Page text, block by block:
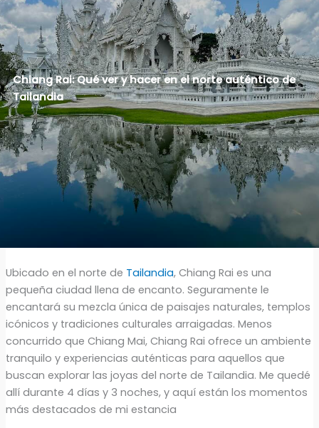
Chiang Rai: Qué ver y hacer en el norte auténtico de
Tailandia
Ubicado en el norte de Tailandia, Chiang Rai es una
pequeña ciudad llena de encanto. Seguramente le
encantará su mezcla única de paisajes naturales, templos
icónicos y tradiciones culturales arraigadas. Menos
concurrido que Chiang Mai, Chiang Rai ofrece un ambiente
tranquilo y experiencias auténticas para aquellos que
buscan explorar las joyas del norte de Tailandia. Me quedé
allí durante 4 días y 3 noches, y aquí están los momentos
más destacados de mi estancia